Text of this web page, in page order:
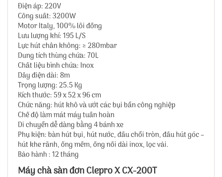
Điện áp: 220V
Công suất: 3200W
Motor Italy, 100% lõi đồng
Lưu lượng khí: 195 L/S
Lực hút chân không: ≥ 280mbar
Dung tích thùng chứa: 70L
Chất liệu bình chứa: Inox
Dây điện dài: 8m
Trọng lượng: 25.5 Kg
Kích thước: 59 x 52 x 96 cm
Chức năng: hút khô và ướt các bụi bẩn công nghiệp
Chế độ làm mát máy tuần hoàn
Di chuyển dễ dàng bằng 4 bánh xe
Phụ kiện: bàn hút bụi, hút nước, đầu chổi tròn, đầu hút góc –
hút khe rãnh, ống mềm, ống nối dài inox, lọc vải.
Bảo hành : 12 tháng
Máy chà sàn đơn Clepro X CX-200T